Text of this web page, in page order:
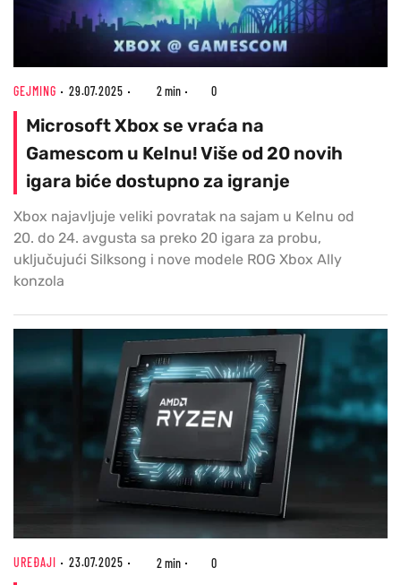
GEJMING 29.07.2025 2 min 0
Microsoft Xbox se vraća na
Gamescom u Kelnu! Više od 20 novih
igara biće dostupno za igranje
Xbox najavljuje veliki povratak na sajam u Kelnu od
20. do 24. avgusta sa preko 20 igara za probu,
uključujući Silksong i nove modele ROG Xbox Ally
konzola
UREĐAJI 23.07.2025 2 min 0